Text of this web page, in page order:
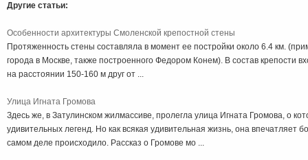
Другие статьи:
Особенности архитектуры Смоленской крепостной стены
Протяженность стены составляла в момент ее постройки около 6.4 км.
города в Москве, также построенного Федором Конем). В состав крепости
на расстоянии 150-160 м друг от ...
Улица Игната Громова
Здесь же, в Затулинском жилмассиве, пролегла улица Игната Громова, о
удивительных легенд. Но как всякая удивительная жизнь, она впечатляет
самом деле происходило. Рассказ о Громове мо ...